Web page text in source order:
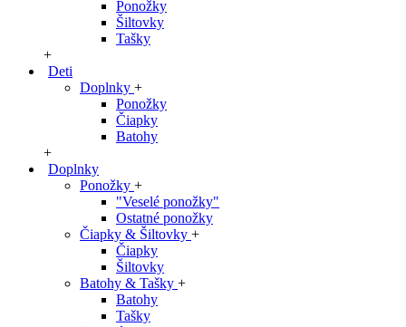
Ponožky
Šiltovky
Tašky
+
Deti
Doplnky +
Ponožky
Čiapky
Batohy
+
Doplnky
Ponožky +
"Veselé ponožky"
Ostatné ponožky
Čiapky & Šiltovky +
Čiapky
Šiltovky
Batohy & Tašky +
Batohy
Tašky